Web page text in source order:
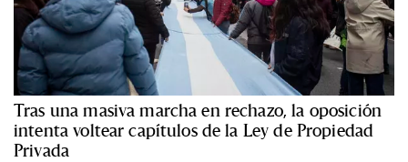
Tras una masiva marcha en rechazo, la oposición
intenta voltear capítulos de la Ley de Propiedad
Privada